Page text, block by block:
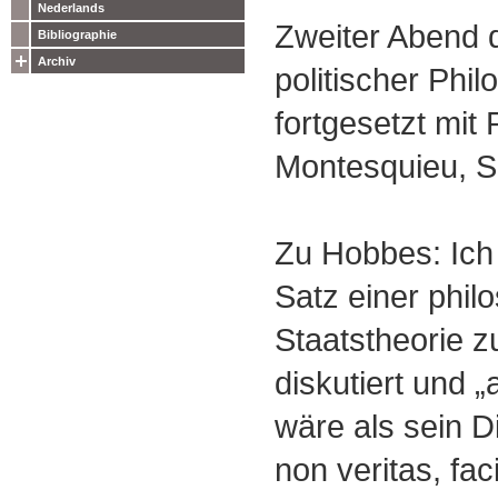
Nederlands
Bibliographie
Archiv
Zweiter Abend
politischer
fortgesetzt mit
Montesquieu,
Zu Hobbes:
Satz einer
Staatstheorie
diskutiert und
wäre als sein
non veritas,